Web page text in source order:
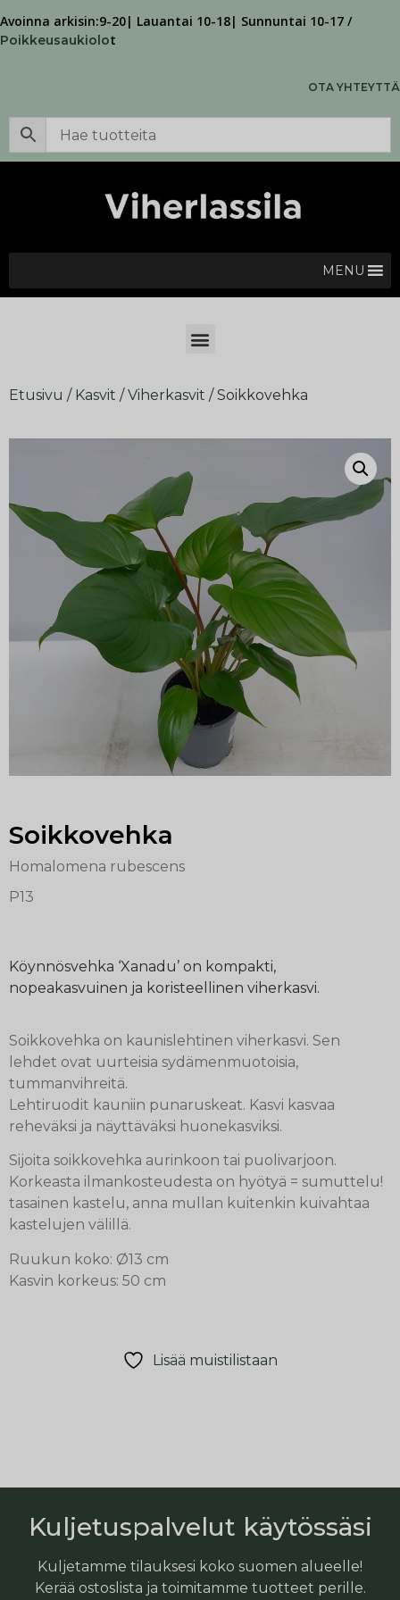
Avoinna arkisin:9-20| Lauantai 10-18| Sunnuntai 10-17 /
Poikkeusaukiolot
OTA YHTEYTTÄ
MENU
Etusivu / Kasvit /Viherkasvit / Soikkovehka
Soikkovehka
Homalomena rubescens
P13
Köynnösvehka ‘Xanadu’ on kompakti,
nopeakasvuinen ja koristeellinen viherkasvi.
Soikkovehka on kaunislehtinen viherkasvi. Sen
lehdet ovat uurteisia sydämenmuotoisia,
tummanvihreitä.
Lehtiruodit kauniin punaruskeat. Kasvi kasvaa
reheväksi ja näyttäväksi huonekasviksi.
Sijoita soikkovehka aurinkoon tai puolivarjoon.
Korkeasta ilmankosteudesta on hyötyä = sumuttelu!
tasainen kastelu, anna mullan kuitenkin kuivahtaa
kastelujen välillä.
Ruukun koko: Ø13 cm
Kasvin korkeus: 50 cm
Lisää muistilistaan
Kuljetuspalvelut käytössäsi
Kuljetamme tilauksesi koko suomen alueelle!
Kerää ostoslista ja toimitamme tuotteet perille.